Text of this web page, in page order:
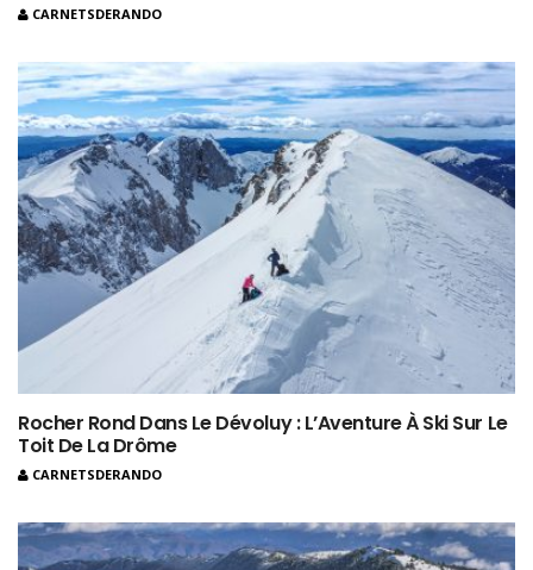
CARNETSDERANDO
Rocher Rond Dans Le Dévoluy : L’Aventure À Ski Sur Le
Toit De La Drôme
CARNETSDERANDO